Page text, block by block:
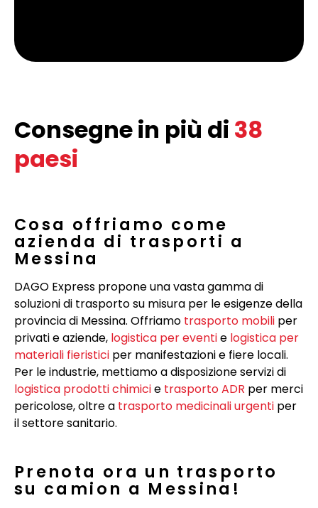
Consegne in più di 38
paesi
Cosa offriamo come
azienda di trasporti a
Messina
DAGO Express propone una vasta gamma di
soluzioni di trasporto su misura per le esigenze della
provincia di Messina. Offriamo trasporto mobili per
privati e aziende, logistica per eventie logistica per
materiali fieristici per manifestazioni e fiere locali.
Per le industrie, mettiamo a disposizione servizi di
logistica prodotti chimicie trasporto ADR per merci
pericolose, oltre a trasporto medicinali urgenti per
il settore sanitario.
Prenota ora un trasporto
su camion a Messina!